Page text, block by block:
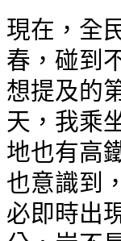
現在，全
春，碰到
想提及的
天，我乘
地也有高
也意識到
必即時出